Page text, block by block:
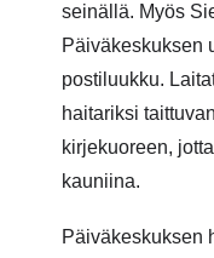
seinällä. Myös
Päiväkeskuksen
postiluukku.
haitariksi
kirjekuoreen,
kauniina.
Päiväkeskuksen